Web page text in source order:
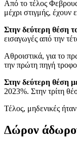
Από το τέλος
μέχρι στιγμής, έχουν
Στην δεύτερη θέση
εισαγωγές από την
Αθροιστικά, για το
την πρώτη πηγή
Στην δεύτερη θέση
2023%. Στην τρίτη
Τέλος, μηδενικές
Δώρον